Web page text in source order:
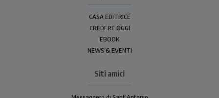
CASA EDITRICE
CREDERE OGGI
EBOOK
NEWS & EVENTI
Siti amici